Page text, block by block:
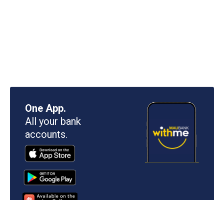
One App.
All your bank
accounts.